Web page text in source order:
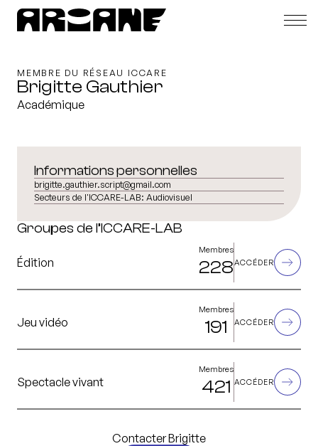
MEMBRE DU RÉSEAU ICCARE
Brigitte Gauthier
Académique
Informations personnelles
brigitte.gauthier.script@gmail.com
Secteurs de l'ICCARE-LAB: Audiovisuel
Groupes de l’ICCARE-LAB
Édition
Membres
228ACCÉDER
Jeu vidéo
Membres
191 ACCÉDER
Spectacle vivant
Membres
421 ACCÉDER
Contacter Brigitte